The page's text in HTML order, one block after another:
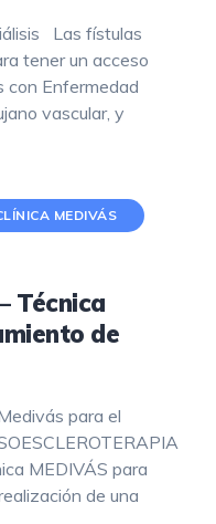
Las fístulas
tener un acceso
con Enfermedad
vascular, y
MEDIVÁS
Técnica
de
para el
MEDIVÁS para
de una